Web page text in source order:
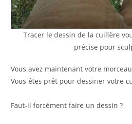
Tracer le dessin de la cuillère
précise pour
Vous avez maintenant votre
Vous êtes prêt pour dessiner votre
Faut-il forcément faire un dessin ?